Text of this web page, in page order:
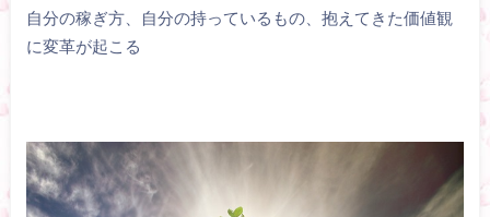
自分の稼ぎ方、自分の持っているもの、抱えてきた価値観
に変革が起こる